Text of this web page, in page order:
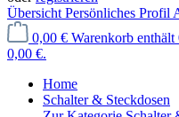
Übersicht Persönliches Profil
0,00 € Warenkorb
0,00 €.
Home
Schalter & Steckdosen